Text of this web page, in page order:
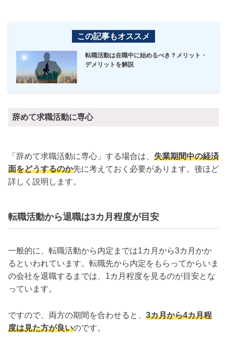
この記事もオススメ
転職活動は在職中に始めるべき？メリット・
デメリットを解説
辞めて求職活動に専心
「辞めて求職活動に専心」する場合は、 失業期間中の経済
面をどうするのか先に考えておく必要があります。後ほど
詳しく説明します。
転職活動から退職は3カ月程度が目安
一般的に、転職活動から内定までは1カ月から3カ月かか
るといわれています。転職先から内定をもらってからいま
の会社を退職するまでは、1カ月程度を見るのが目安とな
っています。
ですので、両方の期間を合わせると、 3カ月から4カ月程
度は見た方が良いのです。